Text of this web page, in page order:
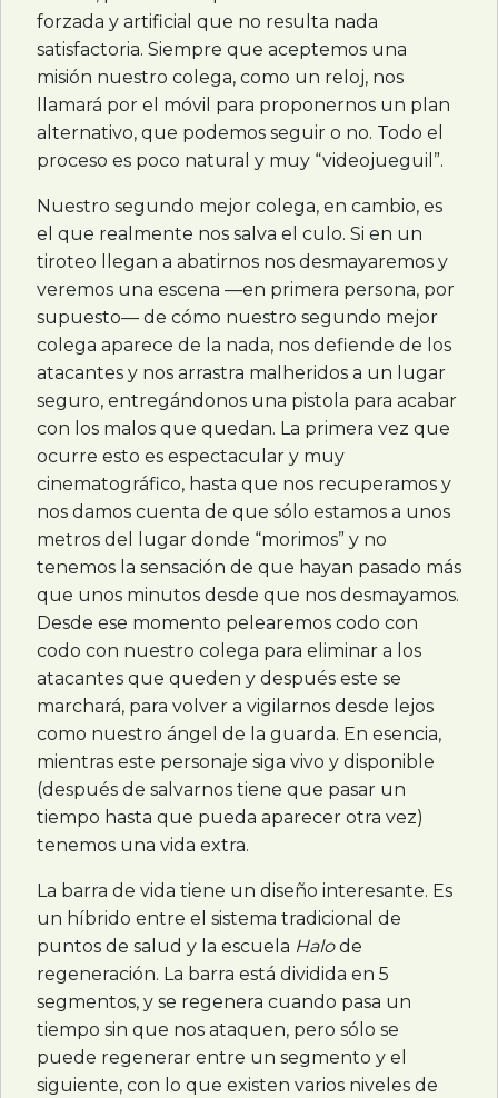
forzada y artificial que no resulta nada
satisfactoria. Siempre que aceptemos una
misión nuestro colega, como un reloj, nos
llamará por el móvil para proponernos un plan
alternativo, que podemos seguir o no. Todo el
proceso es poco natural y muy “videojueguil”.
Nuestro segundo mejor colega, en cambio, es
el que realmente nos salva el culo. Si en un
tiroteo llegan a abatirnos nos desmayaremos y
veremos una escena —en primera persona, por
supuesto— de cómo nuestro segundo mejor
colega aparece de la nada, nos defiende de los
atacantes y nos arrastra malheridos a un lugar
seguro, entregándonos una pistola para acabar
con los malos que quedan. La primera vez que
ocurre esto es espectacular y muy
cinematográfico, hasta que nos recuperamos y
nos damos cuenta de que sólo estamos a unos
metros del lugar donde “morimos” y no
tenemos la sensación de que hayan pasado más
que unos minutos desde que nos desmayamos.
Desde ese momento pelearemos codo con
codo con nuestro colega para eliminar a los
atacantes que queden y después este se
marchará, para volver a vigilarnos desde lejos
como nuestro ángel de la guarda. En esencia,
mientras este personaje siga vivo y disponible
(después de salvarnos tiene que pasar un
tiempo hasta que pueda aparecer otra vez)
tenemos una vida extra.
La barra de vida tiene un diseño interesante. Es
un híbrido entre el sistema tradicional de
puntos de salud y la escuela Halode
regeneración. La barra está dividida en 5
segmentos, y se regenera cuando pasa un
tiempo sin que nos ataquen, pero sólo se
puede regenerar entre un segmento y el
siguiente, con lo que existen varios niveles de